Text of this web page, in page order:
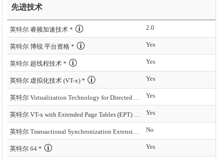
先进技术
英特尔 睿频加速技术 * 2.0
英特尔 博锐 平台资格 * Yes
英特尔 超线程技术 * Yes
英特尔 虚拟化技术 (VT-x) * Yes
Yes
Yes
No
英特尔 64 * Yes